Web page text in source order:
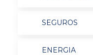
SEGUROS
ENERGIA